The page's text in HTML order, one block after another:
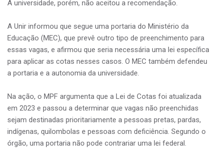
A universidade, porém, não aceitou a recomendação.
A Unir informou que segue uma portaria do Ministério da
Educação (MEC), que prevê outro tipo de preenchimento para
essas vagas, e afirmou que seria necessária uma lei específica
para aplicar as cotas nesses casos. O MEC também defendeu
a portaria e a autonomia da universidade.
Na ação, o MPF argumenta que a Lei de Cotas foi atualizada
em 2023 e passou a determinar que vagas não preenchidas
sejam destinadas prioritariamente a pessoas pretas, pardas,
indígenas, quilombolas e pessoas com deficiência. Segundo o
órgão, uma portaria não pode contrariar uma lei federal.